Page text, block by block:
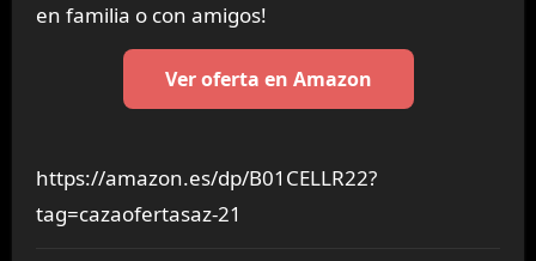
en familia o con amigos!
Ver oferta en Amazon
https://amazon.es/dp/B01CELLR22?
tag=cazaofertasaz-21